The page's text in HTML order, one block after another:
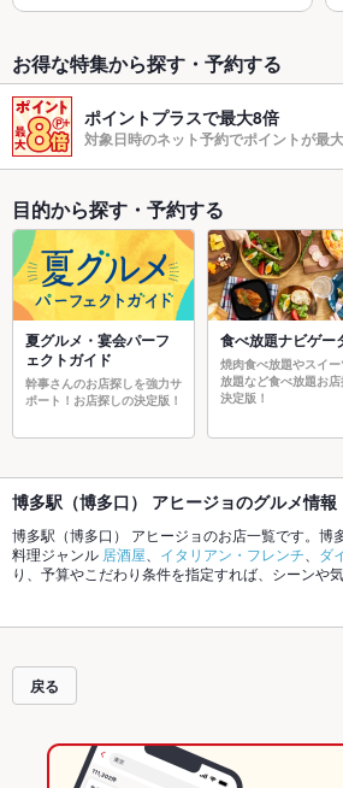
お得な特集から探す・予約する
ポイントプラスで最大8倍
対象日時のネット予約でポイントが最
目的から探す・予約する
夏グルメ・宴会パーフ
ェクトガイド
幹事さんのお店探しを強力サ
ポート！お店探しの決定版！
食べ放題ナビゲー
焼肉食べ放題やスイ
放題など食べ放題お
決定版！
博多駅（博多口） アヒージョのグルメ情報
博多駅（博多口） アヒージョのお店一覧です。博
料理ジャンル 居酒屋 イタリアン・フレンチ ダ
り、予算やこだわり条件を指定すれば、シーンや
ださい。ホットペッパーグルメなら、お得なクー
報をご紹介しているので安心！24時間使える簡単
店も拡大中です。友達どうしの飲み会にも、会社
ィーにもお得に便利にホットペッパーグルメをご
戻る